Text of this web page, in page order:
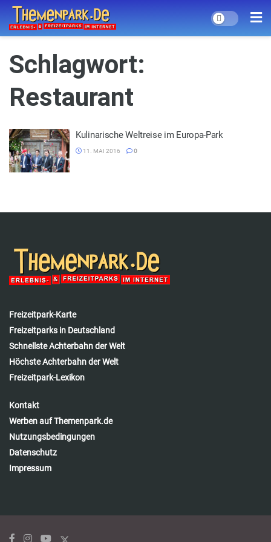
Schlagwort:
Restaurant
Kulinarische Weltreise im Europa-Park
11. MAI 2016 0
Freizeitpark-Karte
Freizeitparks in Deutschland
Schnellste Achterbahn der Welt
Höchste Achterbahn der Welt
Freizeitpark-Lexikon
Kontakt
Werben auf Themenpark.de
Nutzungsbedingungen
Datenschutz
Impressum